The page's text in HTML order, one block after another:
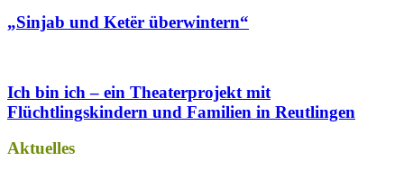
„Sinjab und Ketër überwintern“
Ich bin ich – ein Theaterprojekt mit
Flüchtlingskindern und Familien in Reutlingen
Aktuelles